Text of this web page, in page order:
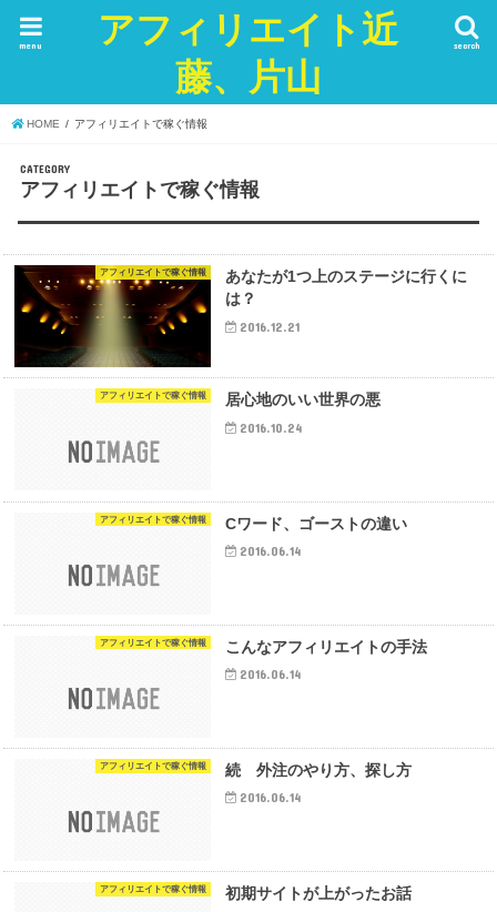
アフィリエイト近
藤、片山
search
menu
HOME アフィリエイトで稼ぐ情報
CATEGORY
アフィリエイトで稼ぐ情報
アフィリエイトで稼ぐ情報
あなたが1つ上のステージに行くに
は？
2016.12.21
アフィリエイトで稼ぐ情報 居心地のいい世界の悪
2016.10.24
アフィリエイトで稼ぐ情報 Cワード、ゴーストの違い
2016.06.14
アフィリエイトで稼ぐ情報 こんなアフィリエイトの手法
2016.06.14
アフィリエイトで稼ぐ情報 続 外注のやり方、探し方
2016.06.14
アフィリエイトで稼ぐ情報 初期サイトが上がったお話